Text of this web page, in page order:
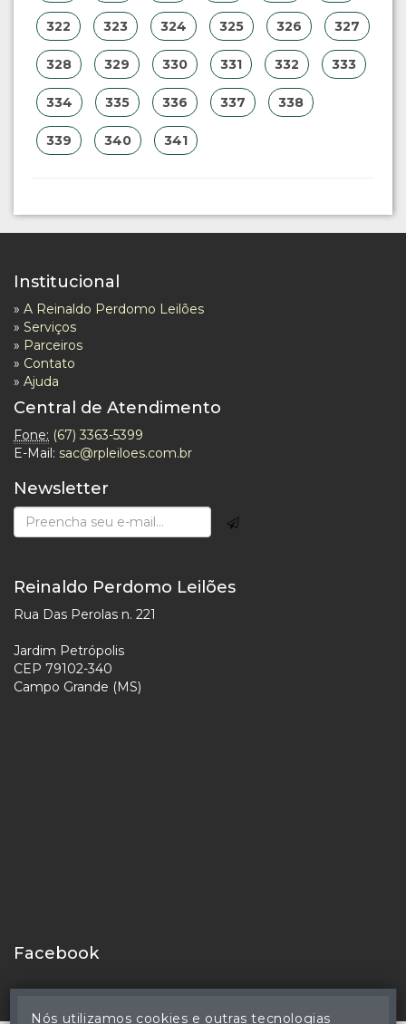
322 323 324 325 326 327
328 329 330 331 332 333
334 335 336 337 338
339 340 341
Institucional
» A Reinaldo Perdomo Leilões
» Serviços
» Parceiros
» Contato
» Ajuda
Central de Atendimento
Fone: (67) 3363-5399
E-Mail: sac@rpleiloes.com.br
Newsletter
Reinaldo Perdomo Leilões
Rua Das Perolas n. 221
Jardim Petrópolis
CEP 79102-340
Campo Grande (MS)
Facebook
Nós utilizamos cookies e outras tecnologias